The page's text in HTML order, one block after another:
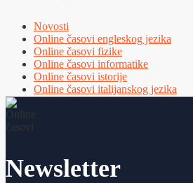
Novosti
Online časovi engleskog jezika
Online časovi fizike
Online časovi informatike
Online časovi istorije
Online časovi italijanskog jezika
Online časovi programiranja
Newsletter